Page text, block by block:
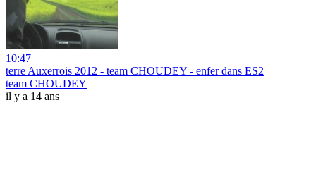
10:47
terre Auxerrois 2012 - team CHOUDEY - enfer dans ES2
team CHOUDEY
il y a 14 ans